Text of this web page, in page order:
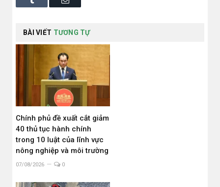
BÀI VIẾT TƯƠNG TỰ
Chính phủ đề xuất cắt giảm
40 thủ tục hành chính
trong 10 luật của lĩnh vực
nông nghiệp và môi trường
07/08/2026 0